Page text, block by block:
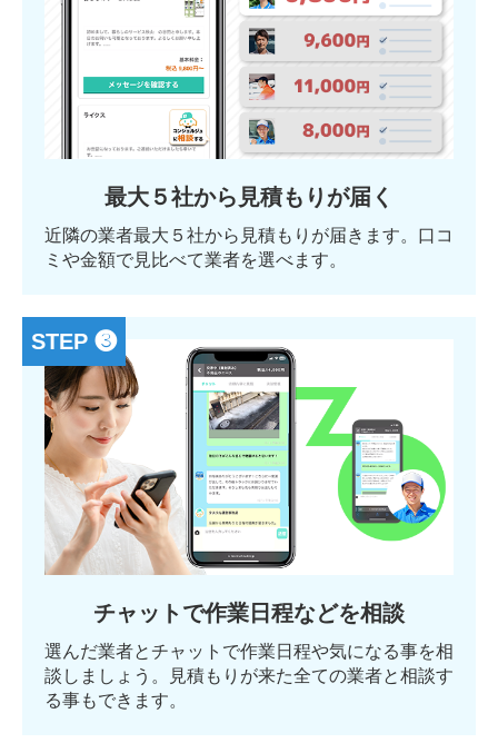
最大５社から見積もりが届く
近隣の業者最大５社から見積もりが届きます。口コ
ミや金額で見比べて業者を選べます。
STEP ❸
チャットで作業日程などを相談
選んだ業者とチャットで作業日程や気になる事を相
談しましょう。見積もりが来た全ての業者と相談す
る事もできます。